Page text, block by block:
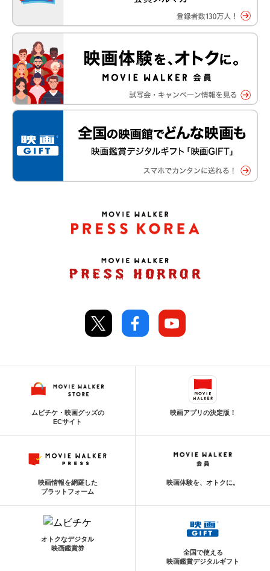
ムビチケ・映画グッズの
ECサイト
映画アプリの決定版！
映画情報を網羅した
プラットフォーム
映画体験を、オトクに。
オトクなデジタル
映画鑑賞券
全国で使える
映画鑑賞デジタルギフト